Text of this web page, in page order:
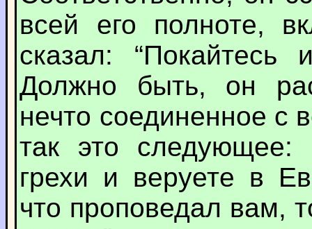
всей его полноте,
сказал: “Покайтесь
Должно быть, он
нечто соединенное с
так это следующее:
грехи и веруете в
что проповедал вам,